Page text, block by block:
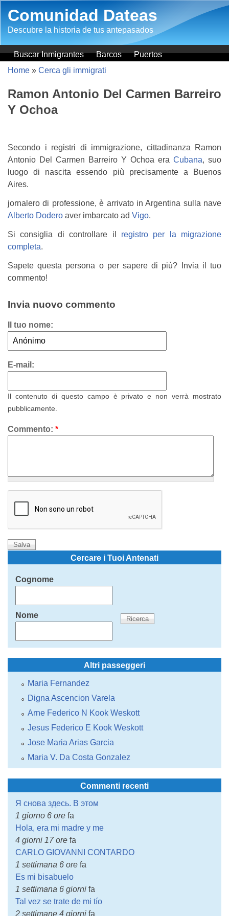
Comunidad Dateas
Descubre la historia de tus antepasados
Buscar Inmigrantes Barcos
Puertos
Home » Cerca gli immigrati
Ramon Antonio Del Carmen Barreiro
Y Ochoa
Secondo i registri di immigrazione, cittadinanza Ramon
Antonio Del Carmen Barreiro Y Ochoa era Cubana, suo
luogo di nascita essendo più precisamente a Buenos
Aires.
jornalero di professione, è arrivato in Argentina sulla nave
Alberto Dodero aver imbarcato ad Vigo.
Si consiglia di controllare il registro per la migrazione
completa.
Sapete questa persona o per sapere di più? Invia il tuo
commento!
Invia nuovo commento
Il tuo nome:
E-mail:
Il contenuto di questo campo è privato e non verrà mostrato
pubblicamente.
Commento: *
Cercare i Tuoi Antenati
Cognome
Nome
Altri passeggeri
Maria Fernandez
Digna Ascencion Varela
Arne Federico N Kook Weskott
Jesus Federico E Kook Weskott
Jose Maria Arias Garcia
Maria V. Da Costa Gonzalez
Commenti recenti
Я снова здесь. В этом
1 giorno 6 ore fa
Hola, era mi madre y me
4 giorni 17 ore fa
CARLO GIOVANNI CONTARDO
1 settimana 6 ore fa
Es mi bisabuelo
1 settimana 6 giorni fa
Tal vez se trate de mi tío
2 settimane 4 giorni fa